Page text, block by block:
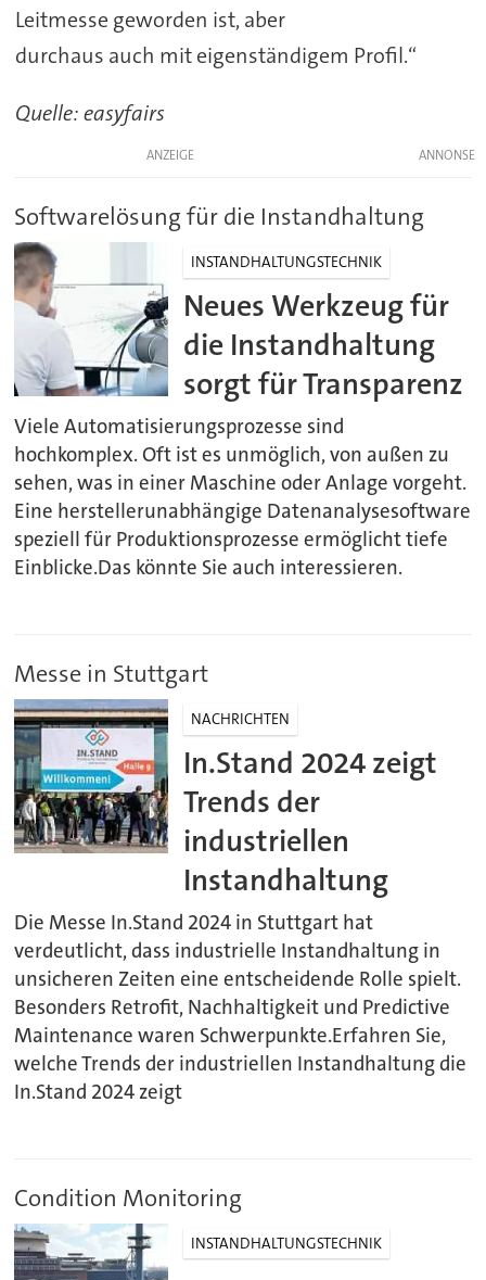
Leitmesse geworden ist, aber
durchaus auch mit eigenständigem Profil.“
Quelle: easyfairs
ANZEIGE
Softwarelösung für die Instandhaltung
INSTANDHALTUNGSTECHNIK
Neues Werkzeug für
die Instandhaltung
sorgt für Transparenz
Viele Automatisierungsprozesse sind
hochkomplex. Oft ist es unmöglich, von außen zu
sehen, was in einer Maschine oder Anlage vorgeht.
Eine herstellerunabhängige Datenanalysesoftware
speziell für Produktionsprozesse ermöglicht tiefe
Einblicke.Das könnte Sie auch interessieren.
Messe in Stuttgart
NACHRICHTEN
In.Stand 2024 zeigt
Trends der
industriellen
Instandhaltung
Die Messe In.Stand 2024 in Stuttgart hat
verdeutlicht, dass industrielle Instandhaltung in
unsicheren Zeiten eine entscheidende Rolle spielt.
Besonders Retrofit, Nachhaltigkeit und Predictive
Maintenance waren Schwerpunkte.Erfahren Sie,
welche Trends der industriellen Instandhaltung die
In.Stand 2024 zeigt
Condition Monitoring
INSTANDHALTUNGSTECHNIK